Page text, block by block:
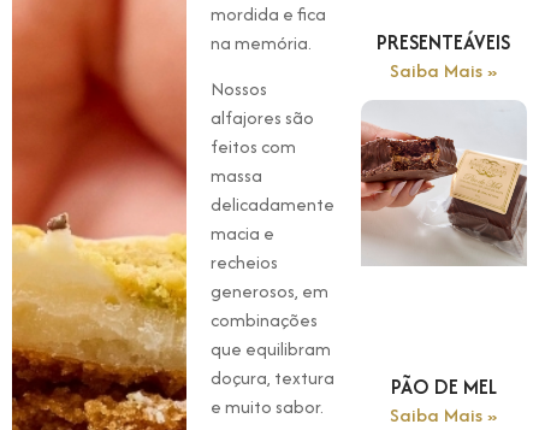
mordida e fica
na memória.
Nossos
alfajores são
feitos com
massa
delicadamente
macia e
recheios
generosos, em
combinações
que equilibram
doçura, textura
e muito sabor.
PRESENTEÁVEIS
Saiba Mais »
PÃO DE MEL
Saiba Mais »